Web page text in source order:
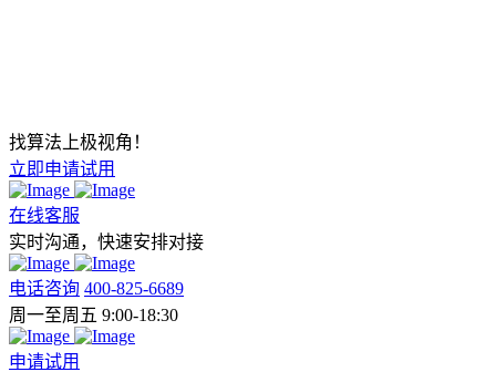
找算法上极视角！
立即申请试用
在线客服
实时沟通，快速安排对接
电话咨询 400-825-6689
周一至周五 9:00-18:30
申请试用